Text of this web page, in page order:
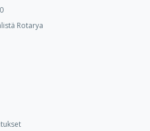
Rotarya